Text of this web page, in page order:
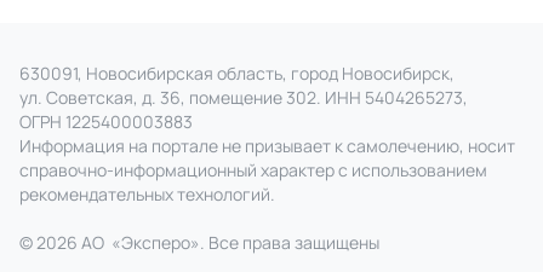
630091, Новосибирская область, город Новосибирск,
ул. Советская, д. 36, помещение 302. ИНН 5404265273,
ОГРН 1225400003883
Информация на портале не призывает к самолечению, носит
справочно‑информационный характер с использованием
рекомендательных технологий.
© 2026 АО «Эксперо». Все права защищены